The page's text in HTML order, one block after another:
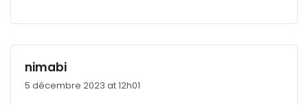
nimabi
5 décembre 2023 at 12h01